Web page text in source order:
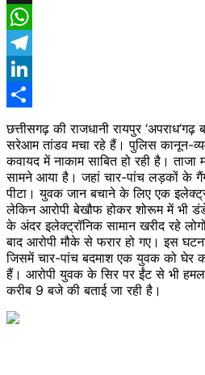
X
WhatsApp
Telegram
LinkedIn
Share
छत्तीसगढ़ की राजधानी रायपुर
सरेआम तांडव मचा रहे हैं। पुलिस कानून-
कवायद में नाकाम साबित हो रही है। ताजा
सामने आया है। जहां चार-पांच लड़कों के
पीटा। युवक जान बचाने के लिए एक
लेकिन आरोपी बेखौफ होकर शोरूम में भी
के अंदर इलेक्ट्रॉनिक सामान खरीद रहे
बाद आरोपी मौके से फरार हो गए। इस
जिसमें चार-पांच बदमाश एक युवक को घेर
हैं। आरोपी युवक के सिर पर ईंट से भी
करीब 9 बजे की बताई जा रही है।